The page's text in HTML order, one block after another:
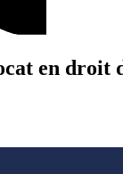
en droit